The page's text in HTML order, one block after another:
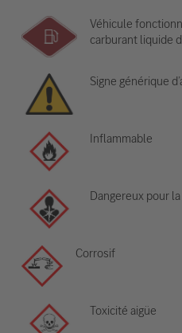
Véhicule
carburant liquide
Signe générique
Inflammable
Dangereux pour
Corrosif
Toxicité aigüe